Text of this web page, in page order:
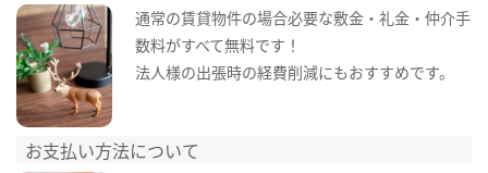
通常の賃貸物件の場合必要な敷金・礼金・仲介手
数料がすべて無料です！
法人様の出張時の経費削減にもおすすめです。
お支払い方法について